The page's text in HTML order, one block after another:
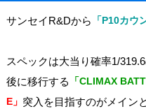
サンセイR&Dから 「P10カウ
スペックは大当り確率1/
後に移行する
「CLIMAX
E」 突入を目指すのがメイン